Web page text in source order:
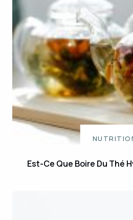
Est-Ce Que Boire Du Thé